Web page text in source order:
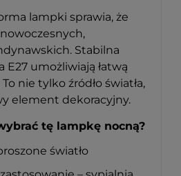
lampki sprawia, że
Stabilna
E27 umożliwiają łatwą
nie tylko źródło światła,
element dekoracyjny.
tę lampkę nocną?
światło